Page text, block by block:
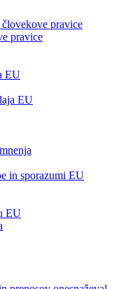
pravice
pravice
EU
EU
in sporazumi EU
EU